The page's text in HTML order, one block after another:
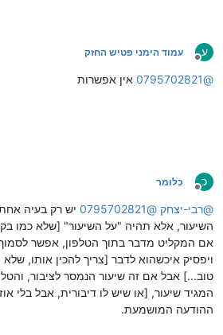
ע
מנותק
עמוד הימני פטיש החזק
@
0795702821 אין אפשרות
כ
מנותק
כלומר
@רבי-יצחק @
0795702821 יש רק בעיה
השיעור, אלא תהיה "על השיעור" [שלא כמו
אם המקליט מדבר בתוך הטלפון, אפשר
ויפסיק איכשהוא לדבר [צריך להכין אותו,
טוב...] אבל אם זה שיעור הנמסר לציבור,
המגיד שיעור, [או שיש לו דיבורית, אבל בלי
ההודעה המושמעת.